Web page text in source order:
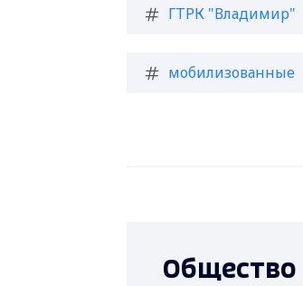
ГТРК "Владимир"
мобилизованные
Общество